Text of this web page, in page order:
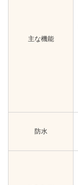
主な機能
防水